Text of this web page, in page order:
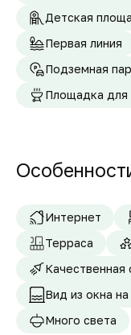
Детская
Первая линия
Подземная
Площадка для
Интернет
Терраса
Качественная
Вид из окна
Много света